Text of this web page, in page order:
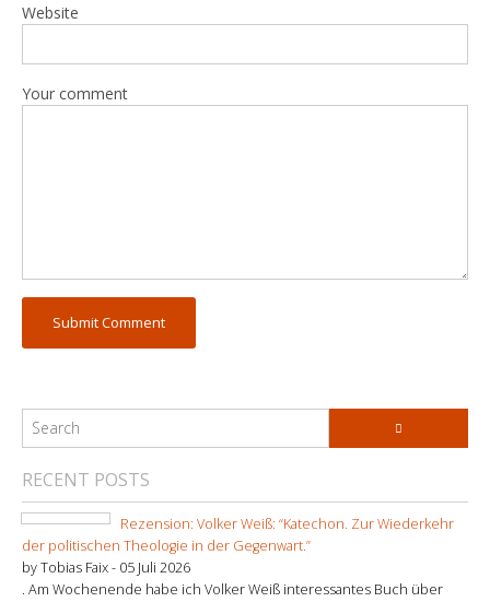
Website
Your comment
RECENT POSTS
Rezension: Volker Weiß: “Katechon. Zur Wiederkehr
der politischen Theologie in der Gegenwart.”
by Tobias Faix - 05 Juli 2026
. Am Wochenende habe ich Volker Weiß interessantes Buch über